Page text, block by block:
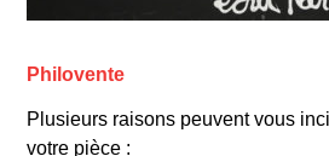
En 1959, il crée la revueBen
Rien et tou
approfondit sa démarche
Philovente
Plusieurs raisons peuvent vous
votre pièce :